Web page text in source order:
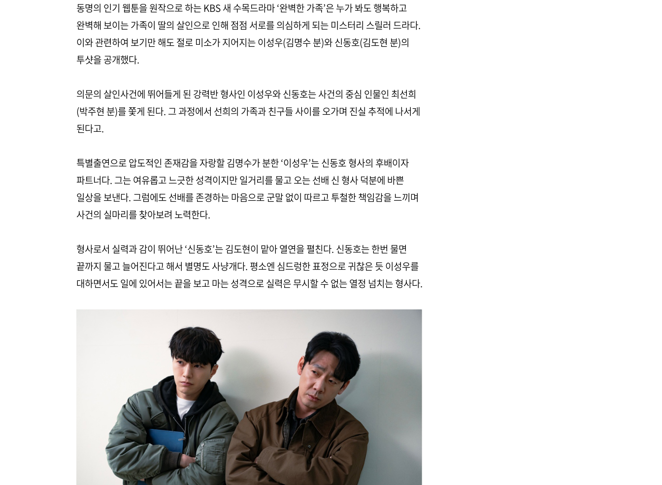
동명의 인기 웹툰을 원작으로 하는 KBS 새 수목드라마 ‘완벽한 가족’은 누가 봐도 행복하고
완벽해 보이는 가족이 딸의 살인으로 인해 점점 서로를 의심하게 되는 미스터리 스릴러 드라다.
이와 관련하여 보기만 해도 절로 미소가 지어지는 이성우(김명수 분)와 신동호(김도현 분)의
투샷을 공개했다.
의문의 살인사건에 뛰어들게 된 강력반 형사인 이성우와 신동호는 사건의 중심 인물인 최선희
(박주현 분)를 쫓게 된다. 그 과정에서 선희의 가족과 친구들 사이를 오가며 진실 추적에 나서게
된다고.
특별출연으로 압도적인 존재감을 자랑할 김명수가 분한 ‘이성우’는 신동호 형사의 후배이자
파트너다. 그는 여유롭고 느긋한 성격이지만 일거리를 물고 오는 선배 신 형사 덕분에 바쁜
일상을 보낸다. 그럼에도 선배를 존경하는 마음으로 군말 없이 따르고 투철한 책임감을 느끼며
사건의 실마리를 찾아보려 노력한다.
형사로서 실력과 감이 뛰어난 ‘신동호’는 김도현이 맡아 열연을 펼친다. 신동호는 한번 물면
끝까지 물고 늘어진다고 해서 별명도 사냥개다. 평소엔 심드렁한 표정으로 귀찮은 듯 이성우를
대하면서도 일에 있어서는 끝을 보고 마는 성격으로 실력은 무시할 수 없는 열정 넘치는 형사다.